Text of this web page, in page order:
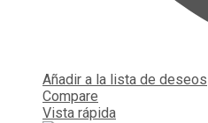
Añadir a la lista de deseos
Compare
Vista rápida